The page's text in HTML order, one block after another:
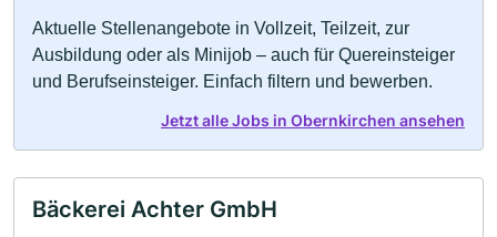
Aktuelle Stellenangebote in Vollzeit, Teilzeit, zur
Ausbildung oder als Minijob – auch für Quereinsteiger
und Berufseinsteiger. Einfach filtern und bewerben.
Jetzt alle Jobs in Obernkirchen ansehen
Bäckerei Achter GmbH